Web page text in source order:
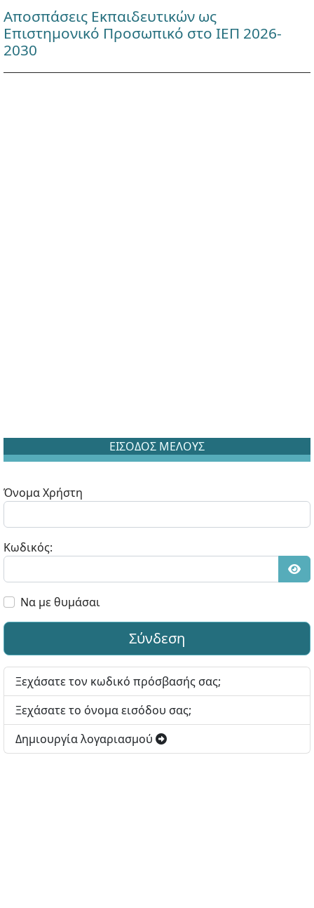
Αποσπάσεις Εκπαιδευτικών ως
Επιστημονικό Προσωπικό στο ΙΕΠ 2026-
2030
ΕΙΣΟΔΟΣ ΜΕΛΟΥΣ
Όνομα Χρήστη
Κωδικός:
Να με θυμάσαι
Σύνδεση
Ξεχάσατε τον κωδικό πρόσβασής σας;
Ξεχάσατε το όνομα εισόδου σας;
Δημιουργία λογαριασμού